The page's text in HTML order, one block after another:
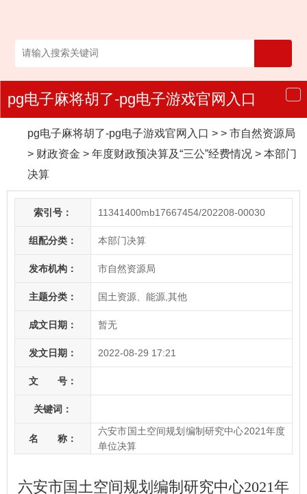
导
航
pg电子麻将胡了-pg电子游戏官网入口
pg电子麻将胡了-pg电子游戏官网入口 > > 市自然资源局
> 财政资金 > 年度财政预决算及“三公”经费情况 > 本部门
决算
索引号： 11341400mb17667454/202208-00030
组配分类： 本部门决算
发布机构： 市自然资源局
主题分类： 国土资源、能源,其他
成文日期： 暂无
发文日期： 2022-08-29 17:21
文 号：
关键词：
名 称：
六安市国土空间规划编制研究中心2021年度
单位决算
六安市国土空间规划编制研究中心2021年